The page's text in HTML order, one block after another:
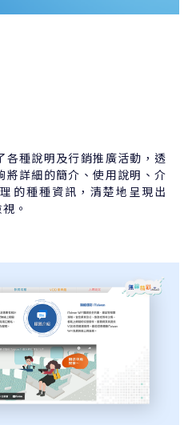
各種說明及行銷推廣活動，透
將詳細的簡介、使用說明、介
的種種資訊，清楚地呈現出
。